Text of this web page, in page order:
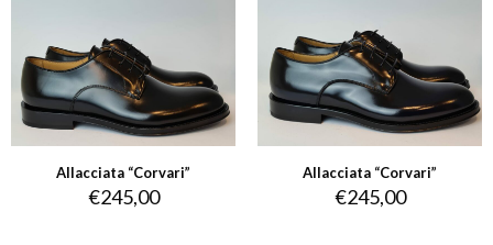
Allacciata “Corvari”
€245,00
Allacciata “Corvari”
€245,00